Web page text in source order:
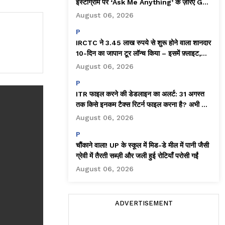
इंस्टाग्राम पर ‘Ask Me Anything’ के ज़रिए Gen
Z से जुड़ने की कोशिश की!
August 06, 2026
P
IRCTC ने 3.45 लाख रुपये से शुरू होने वाला शानदार
10-दिन का जापान टूर लॉन्च किया – इसमें फ़्लाइट,
होटल और बहुत कुछ शामिल है!
August 06, 2026
P
ITR फाइल करने की डेडलाइन का अलर्ट: 31 अगस्त
तक किसे इनकम टैक्स रिटर्न फाइल करना है? अभी चेक
करें!
August 06, 2026
P
चौंकाने वाला! UP के स्कूल में मिड-डे मील में पानी जैसी
ग्रेवी में तैरती सब्ज़ी और जली हुई रोटियाँ परोसी गईं
August 06, 2026
ADVERTISEMENT